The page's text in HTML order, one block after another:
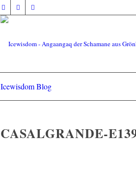
Icewisdom Blog
CASALGRANDE-